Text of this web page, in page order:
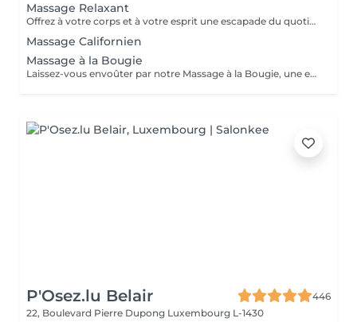
Massage Relaxant
Offrez à votre corps et à votre esprit une escapade du quotidien avec notre Massage Relaxant. Conçu pour apaiser les muscles tendus et l'esprit agité, ce massage est une invitation à la tranquillité. Les gestes doux et enveloppants vous plongent dans un état de détente profonde, éliminant le stress et favorisant une relaxation totale. Laissez-vous dorloter, ressourcez-vous et repartez avec un sourire apaisé.
Massage Californien
Massage à la Bougie
Laissez-vous envoûter par notre Massage à la Bougie, une expérience sensorielle unique. La chaleur douce et apaisante de la cire fondue associée à des mouvements délicats vous transporte dans un cocon de relaxation. Vos sens seront comblés par les parfums apaisants de nos bougies spécialement conçues. Plongez dans un état de béatitude et ressortez avec une peau soyeuse et un esprit apaisé.
P'Osez.lu Belair
446
22, Boulevard Pierre Dupong Luxembourg L-1430